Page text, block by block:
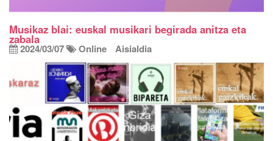
Musikaz blai: euskal musikari begirada anitza eta
zabala
2024/03/07 Online Aisialdia